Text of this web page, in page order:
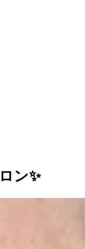
ン✨️